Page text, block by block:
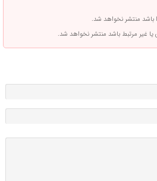
باشد منتشر نخواهد شد.
یا غیر مرتبط باشد منتشر نخواهد شد.